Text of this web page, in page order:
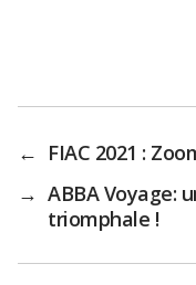
← FIAC 2021 :
→ ABBA Voyage:
triomphale !